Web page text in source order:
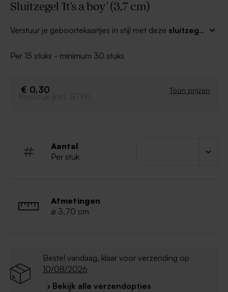
Sluitzegel 'It's a boy' (3,7 cm)
Verstuur je geboortekaartjes in stijl met deze sluitzegel
jouw envelopjes. Perfect te combineren met leuke
Per 15 stuks - minimum 30 stuks
€ 0,30 Toon prijzen
Prijs/stuk (incl. BTW)
Aantal
Per stuk
Afmetingen
ø 3,70 cm
Bestel vandaag, klaar voor verzending op
10/08/2026
› Bekijk alle verzendopties